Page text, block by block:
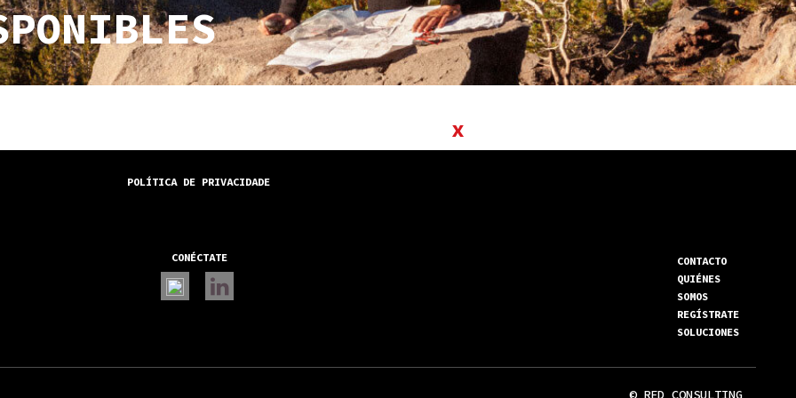
x
POLÍTICA DE PRIVACIDADE
CONÉCTATE
CONTACTO
QUIÉNES
SOMOS
REGÍSTRATE
SOLUCIONES
© RED CONSULTING